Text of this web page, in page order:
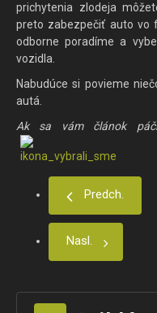
prichytenia zlodeja
preto zabezpečiť auto vo
odborne poradíme a
vozidla.
Nabudúce si povieme
autá.
Ak sa vám článok
Predch.
Nasl.